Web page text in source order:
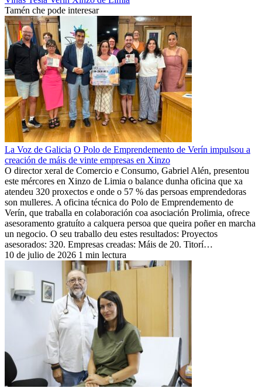
Tamén che pode interesar
La Voz de Galicia O Polo de Emprendemento de Verín impulsou a
creación de máis de vinte empresas en Xinzo
O director xeral de Comercio e Consumo, Gabriel Alén, presentou
este mércores en Xinzo de Limia o balance dunha oficina que xa
atendeu 320 proxectos e onde o 57 % das persoas emprendedoras
son mulleres. A oficina técnica do Polo de Emprendemento de
Verín, que traballa en colaboración coa asociación Prolimia, ofrece
asesoramento gratuíto a calquera persoa que queira poñer en marcha
un negocio. O seu traballo deu estes resultados: Proyectos
asesorados: 320. Empresas creadas: Máis de 20. Titorí…
10 de julio de 2026 1 min lectura